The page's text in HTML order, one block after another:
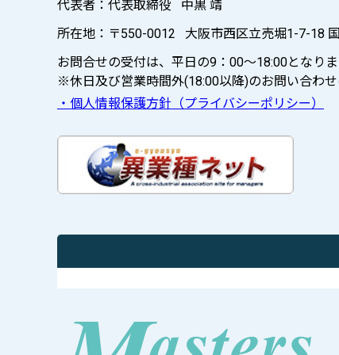
代表者：代表取締役 中黒 靖
所在地：〒550-0012 大阪市西区立売堀1-7-18
お問合せの受付は、平日の9：00～18:00となり
※休日及び営業時間外(18:00以降)のお問い合わせ
・個人情報保護方針（プライバシーポリシー）